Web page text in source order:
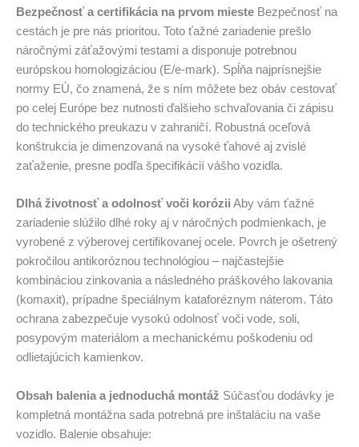
Bezpečnosť a certifikácia na prvom mieste Bezpečnosť na
cestách je pre nás prioritou. Toto ťažné zariadenie prešlo
náročnými záťažovými testami a disponuje potrebnou
európskou homologizáciou (E/e-mark). Spĺňa najprísnejšie
normy EÚ, čo znamená, že s ním môžete bez obáv cestovať
po celej Európe bez nutnosti ďalšieho schvaľovania či zápisu
do technického preukazu v zahraničí. Robustná oceľová
konštrukcia je dimenzovaná na vysoké ťahové aj zvislé
zaťaženie, presne podľa špecifikácií vášho vozidla.
Dlhá životnosť a odolnosť voči korózii Aby vám ťažné
zariadenie slúžilo dlhé roky aj v náročných podmienkach, je
vyrobené z výberovej certifikovanej ocele. Povrch je ošetrený
pokročilou antikoróznou technológiou – najčastejšie
kombináciou zinkovania a následného práškového lakovania
(komaxit), prípadne špeciálnym kataforéznym náterom. Táto
ochrana zabezpečuje vysokú odolnosť voči vode, soli,
posypovým materiálom a mechanickému poškodeniu od
odlietajúcich kamienkov.
Obsah balenia a jednoduchá montáž Súčasťou dodávky je
kompletná montážna sada potrebná pre inštaláciu na vaše
vozidlo. Balenie obsahuje: